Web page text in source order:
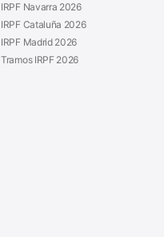
IRPF Navarra 2026
IRPF Cataluña 2026
IRPF Madrid 2026
Tramos IRPF 2026